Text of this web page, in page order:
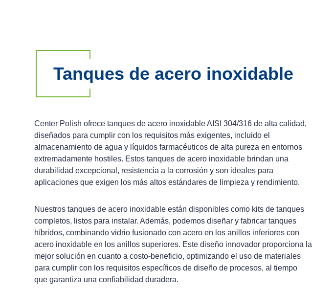
Tanques de acero inoxidable
Center Polish ofrece tanques de acero inoxidable AISI 304/316 de alta calidad,
diseñados para cumplir con los requisitos más exigentes, incluido el
almacenamiento de agua y líquidos farmacéuticos de alta pureza en entornos
extremadamente hostiles. Estos tanques de acero inoxidable brindan una
durabilidad excepcional, resistencia a la corrosión y son ideales para
aplicaciones que exigen los más altos estándares de limpieza y rendimiento.
Nuestros tanques de acero inoxidable están disponibles como kits de tanques
completos, listos para instalar. Además, podemos diseñar y fabricar tanques
híbridos, combinando vidrio fusionado con acero en los anillos inferiores con
acero inoxidable en los anillos superiores. Este diseño innovador proporciona la
mejor solución en cuanto a costo-beneficio, optimizando el uso de materiales
para cumplir con los requisitos específicos de diseño de procesos, al tiempo
que garantiza una confiabilidad duradera.